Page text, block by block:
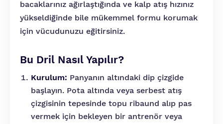
bacaklarınız ağırlaştığında ve kalp atış hızınız
yükseldiğinde bile mükemmel formu korumak
için vücudunuzu eğitirsiniz.
Bu Dril Nasıl Yapılır?
Kurulum: Panyanın altındaki dip çizgide
başlayın. Pota altında veya serbest atış
çizgisinin tepesinde topu ribaund alıp pas
vermek için bekleyen bir antrenör veya